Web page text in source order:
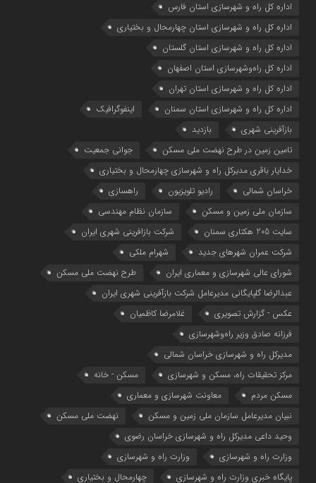
اداره كل راه و شهرسازي استان فارس
اداره كل راه و شهرسازي استان چهارمحال و بختياري
اداره كل راه و شهرسازي استان گلستان
اداره كل راه‌و‌شهرسازي استان اصفهان
اداره کل راه و شهرسازی استان تهران
اداره کل راه و شهرسازی استان سمنان
اینفوگرافیک
بازآفرینی شهری
بازدید
تامین زمین در طرح نهضت ملی مسکن
جوانی جمعیت
خدایار باقری مدیرکل راه و شهرسازی چهارمحال و بختیاری
خراسان شمالی
رادیو تلویزیون
راهسازی
سازمان ملی زمین و مسکن
سازمان نظام مهندسی
سایت 205 هکتاری سمنان
شرکت بازافرینی شهری ایران
شرکت عمران شهرهای جدید
شهرام ملکی
شوراي عالي شهرسازی و معماري ايران
طرح نهضت ملی مسکن
عبدالرضا گلپایگانی مدیرعامل شرکت بازآفرینی شهری ایران
عکس - گزارش تصویری
غلامرضا کاظمیان
فرزانه صادق وزیر راه‌وشهرسازی
مدیرکل راه و شهرسازی خراسان شمالی
مرکز تحقیقات راه، مسکن و شهرسازی
مسکن - خانه
مسکن مردم
معاونت شهرسازي و معماري
نبیان مدیرعامل سازمان ملی زمین و مسکن
نهضت ملی مسکن
وحید داعی مدیرکل راه و شهرسازی خراسان رضوی
وزارت راه و شهرسازي
وزارت راه و شهرسازی
پایگاه خبری وزارت راه و شهرسازی
چهارمحال و بختیاری